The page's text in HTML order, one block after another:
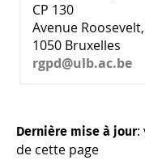
CP 130
Avenue
1050 Bruxelles
rgpd@ulb.ac.be
Dernière mise à jour:
de cette page